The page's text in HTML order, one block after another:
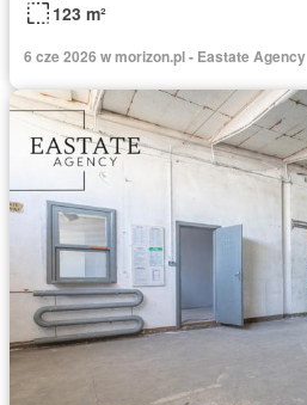
123 m²
6 cze 2026 w morizon.pl - Eastate Agency